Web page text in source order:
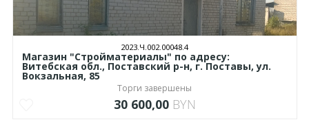
2023.Ч.002.00048.4
Магазин "Стройматериалы" по адресу:
Витебская обл., Поставский р-н, г. Поставы, ул.
Вокзальная, 85
Торги завершены
30 600,00 BYN